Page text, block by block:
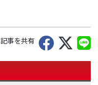
記事を共有